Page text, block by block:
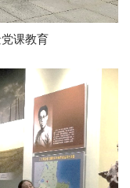
课教育